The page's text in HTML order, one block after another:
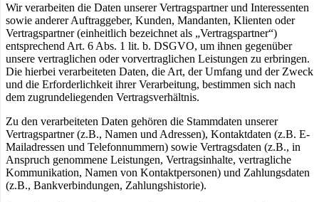
Wir verarbeiten die Daten unserer Vertragspartner und Interessenten
sowie anderer Auftraggeber, Kunden, Mandanten, Klienten oder
Vertragspartner (einheitlich bezeichnet als „Vertragspartner“)
entsprechend Art. 6 Abs. 1 lit. b. DSGVO, um ihnen gegenüber
unsere vertraglichen oder vorvertraglichen Leistungen zu erbringen.
Die hierbei verarbeiteten Daten, die Art, der Umfang und der Zweck
und die Erforderlichkeit ihrer Verarbeitung, bestimmen sich nach
dem zugrundeliegenden Vertragsverhältnis.
Zu den verarbeiteten Daten gehören die Stammdaten unserer
Vertragspartner (z.B., Namen und Adressen), Kontaktdaten (z.B. E-
Mailadressen und Telefonnummern) sowie Vertragsdaten (z.B., in
Anspruch genommene Leistungen, Vertragsinhalte, vertragliche
Kommunikation, Namen von Kontaktpersonen) und Zahlungsdaten
(z.B., Bankverbindungen, Zahlungshistorie).